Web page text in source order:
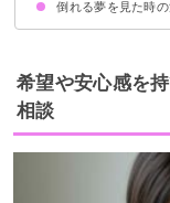
家が倒れる夢【凶
会社が倒れる夢【
ビルが倒れる夢【
学校が倒れる夢【
鉄塔が倒れる夢【
マンションが倒れ
スカイツリーが倒
倒れる夢を見た時の
十分な休息を取る
吉夢なら話さず
希望や安心感を
相談